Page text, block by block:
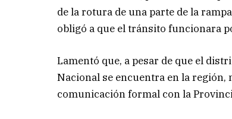
de la rotura de una parte de la
obligó a que el tránsito funcionara
Lamentó que, a pesar de que el
Nacional se encuentra en la región,
comunicación formal con la